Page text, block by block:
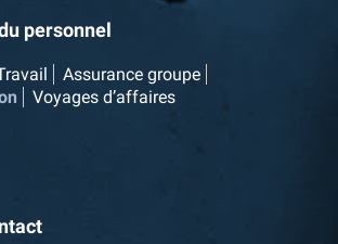
personnel
Assurance groupe
Voyages d’affaires